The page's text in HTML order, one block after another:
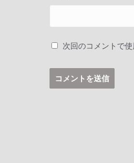
次回のコメントで